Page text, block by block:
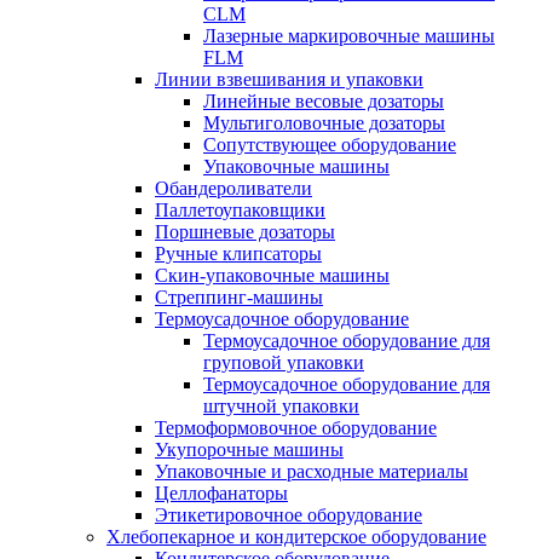
CLM
Лазерные маркировочные машины
FLM
Линии взвешивания и упаковки
Линейные весовые дозаторы
Мультиголовочные дозаторы
Сопутствующее оборудование
Упаковочные машины
Обандероливатели
Паллетоупаковщики
Поршневые дозаторы
Ручные клипсаторы
Скин-упаковочные машины
Стреппинг-машины
Термоусадочное оборудование
Термоусадочное оборудование для
груповой упаковки
Термоусадочное оборудование для
штучной упаковки
Термоформовочное оборудование
Укупорочные машины
Упаковочные и расходные материалы
Целлофанаторы
Этикетировочное оборудование
Хлебопекарное и кондитерское оборудование